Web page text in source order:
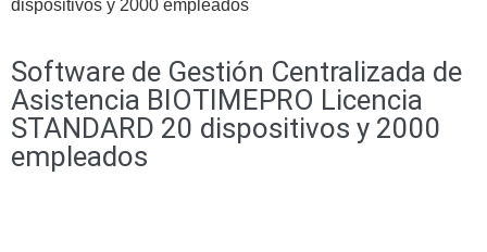
Accesorios
Fibra
Accesorios
para
Computadora
y
Smartphones
dispositivos y 2000 empleados
Software de Gestión Centralizada de
Asistencia BIOTIMEPRO Licencia
STANDARD 20 dispositivos y 2000
empleados